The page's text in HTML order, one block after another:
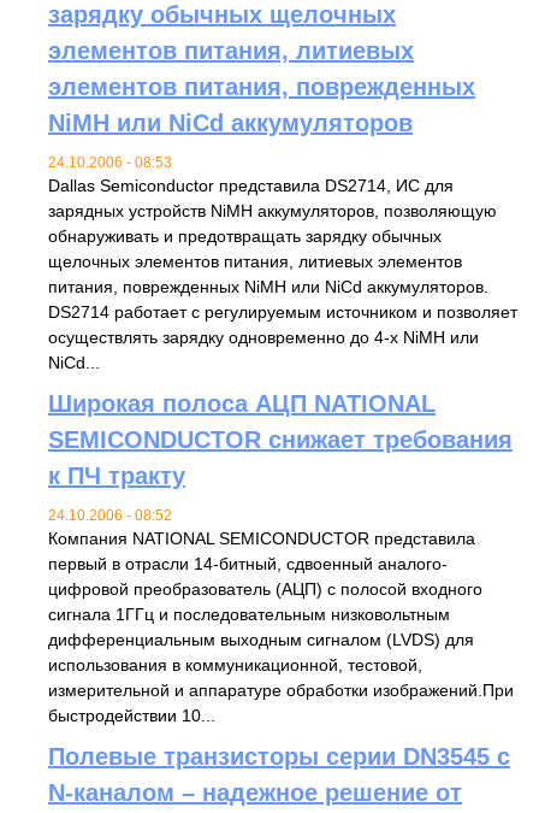
зарядку обычных щелочных
элементов питания, литиевых
элементов питания, поврежденных
NiMH или NiCd аккумуляторов
24.10.2006 - 08:53
Dallas Semiconductor представила DS2714, ИС для
зарядных устройств NiMH аккумуляторов, позволяющую
обнаруживать и предотвращать зарядку обычных
щелочных элементов питания, литиевых элементов
питания, поврежденных NiMH или NiCd аккумуляторов.
DS2714 работает с регулируемым источником и позволяет
осуществлять зарядку одновременно до 4-х NiMH или
NiCd...
Широкая полоса АЦП NATIONAL
SEMICONDUCTOR снижает требования
к ПЧ тракту
24.10.2006 - 08:52
Компания NATIONAL SEMICONDUCTOR представила
первый в отрасли 14-битный, сдвоенный аналого-
цифровой преобразователь (АЦП) с полосой входного
сигнала 1ГГц и последовательным низковольтным
дифференциальным выходным сигналом (LVDS) для
использования в коммуникационной, тестовой,
измерительной и аппаратуре обработки изображений.При
быстродействии 10...
Полевые транзисторы серии DN3545 с
N-каналом – надежное решение от